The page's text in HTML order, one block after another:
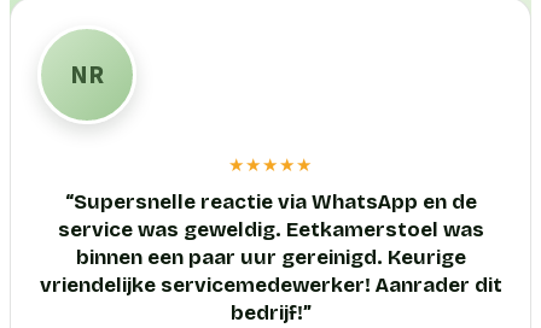
NR
★★★★★
“Supersnelle reactie via WhatsApp en de
service was geweldig. Eetkamerstoel was
binnen een paar uur gereinigd. Keurige
vriendelijke servicemedewerker! Aanrader dit
bedrijf!”